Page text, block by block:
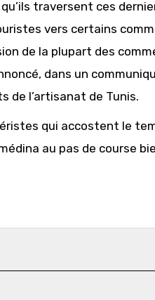
traversent ces
vers certains
de la plupart des
dans un
de l’artisanat de Tunis.
qui accostent le
au pas de course